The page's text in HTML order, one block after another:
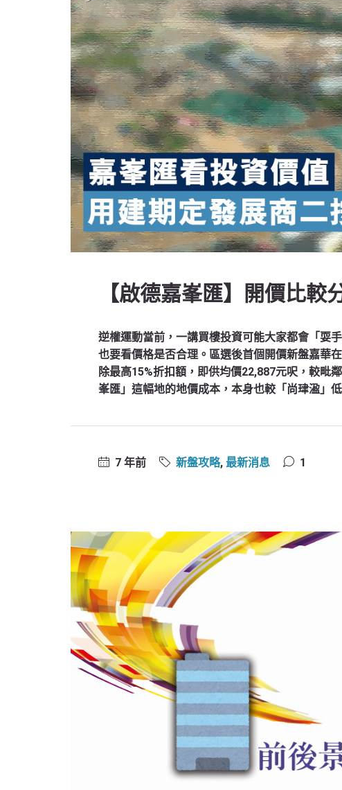
【啟德嘉峯匯】開價比
逆權運動當前，一講買樓投資可能大家都會「耍
也要看價格是否合理。區選後首個開價新盤嘉華
除最高15%折扣額，即供均價22,887元呎，較毗
峯匯」這幅地的地價成本，本身也較「尚珒溋」
7 年前 新盤攻略, 最新消息 1